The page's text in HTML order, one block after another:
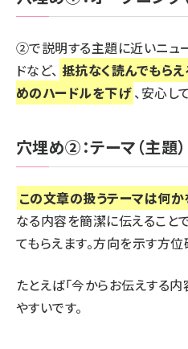
②で説明する主題に近いニュ
ドなど、 抵抗なく読んでもら
めのハードルを下げ、安心し
穴埋め②：テーマ（主題）
この文章の扱うテーマは何
なる内容を簡潔に伝えること
てもらえます。方向を示す方
たとえば「今からお伝えする
やすいです。